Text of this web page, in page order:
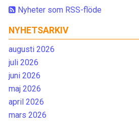
Nyheter som RSS-flöde
NYHETSARKIV
augusti 2026
juli 2026
juni 2026
maj 2026
april 2026
mars 2026